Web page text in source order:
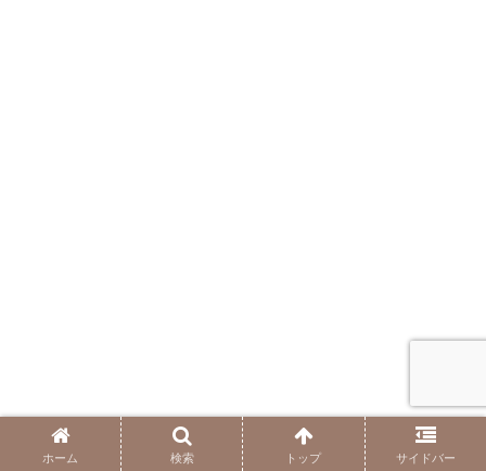
ホーム 検索 トップ サイドバー